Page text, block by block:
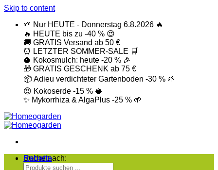
Skip to content
🌱 Nur HEUTE - Donnerstag 6.8.2026 🔥
🔥 HEUTE bis zu -40 % 😍
🚚 GRATIS Versand ab 50 €
⏰ LETZTER SOMMER-SALE 🛒
🥥 Kokosmulch: heute -20 % 🎉
🎁 GRATIS GESCHENK ab 75 €
📦 Adieu verdichteter Gartenboden -30 % 🌱
😍 Kokoserde -15 % 🥥
✨ Mykorrhiza & AlgaPlus -25 % 🌱
Suche nach:
Rabatte